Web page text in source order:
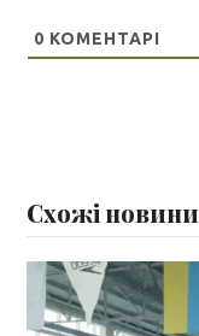
0 КОМЕНТАРІ
Схожі новини